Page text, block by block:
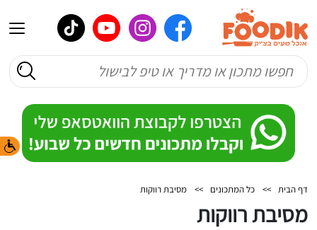
דף הבית >> כל המתכונים >> מסיבת רווקות
מסיבת רווקות